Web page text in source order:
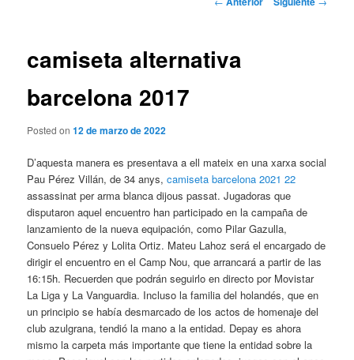
camiseta alternativa
barcelona 2017
Posted on12 de marzo de 2022
D’aquesta manera es presentava a ell mateix en una xarxa social
Pau Pérez Villán, de 34 anys,camiseta barcelona 2021 22
assassinat per arma blanca dijous passat. Jugadoras que
disputaron aquel encuentro han participado en la campaña de
lanzamiento de la nueva equipación, como Pilar Gazulla,
Consuelo Pérez y Lolita Ortiz. Mateu Lahoz será el encargado de
dirigir el encuentro en el Camp Nou, que arrancará a partir de las
16:15h. Recuerden que podrán seguirlo en directo por Movistar
La Liga y La Vanguardia. Incluso la familia del holandés, que en
un principio se había desmarcado de los actos de homenaje del
club azulgrana, tendió la mano a la entidad. Depay es ahora
mismo la carpeta más importante que tiene la entidad sobre la